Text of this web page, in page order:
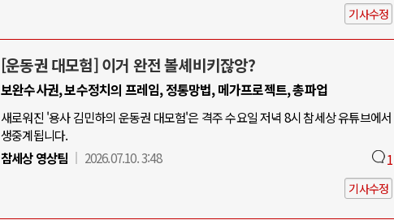
기사수정
[운동권 대모험] 이거 완전 볼셰비키잖앙?
보완수사권, 보수정치의 프레임, 정통망법, 메가프로젝트, 총파업
새로워진 '용사 김민하의 운동권 대모험'은 격주 수요일 저녁 8시 참세상 유튜브에서
생중계됩니다.
참세상 영상팀
2026.07.10. 3:48 1
기사수정